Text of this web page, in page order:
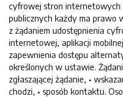
cyfrowej stron internetowych
publicznych każdy ma prawo
z żądaniem udostępnienia
internetowej, aplikacji
zapewnienia dostępu
określonych w ustawie.
zgłaszającej żądanie, •
chodzi, • sposób kontaktu.